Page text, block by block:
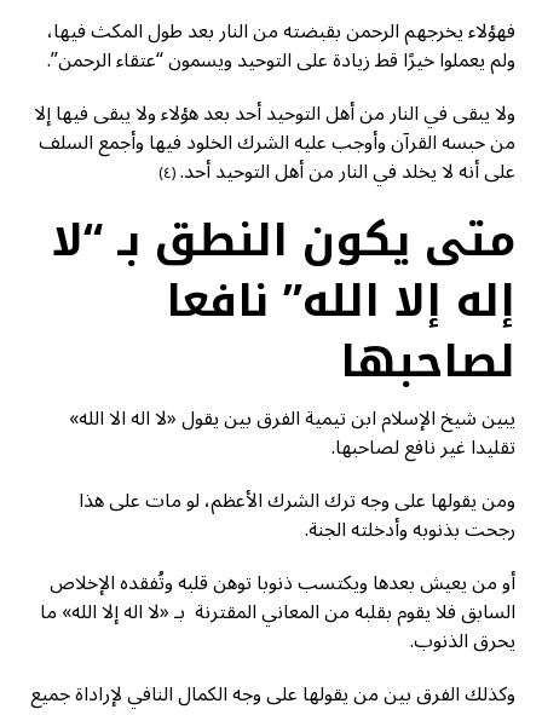
فهؤلاء يخرجهم الرحمن بقبضته من النار بعد طول المكث فيها،
ولم يعملوا خيرًا قط زيادة على التوحيد ويسمون “عتقاء الرحمن”.
ولا يبقى في النار من أهل التوحيد أحد بعد هؤلاء ولا يبقى فيها إلا
من حبسه القرآن وأوجب عليه الشرك الخلود فيها وأجمع السلف
على أنه لا يخلد في النار من أهل التوحيد أحد.(٤)
متى يكون النطق بـ “لا
إله إلا الله” نافعا
لصاحبها
يبين شيخ الإسلام ابن تيمية الفرق بين يقول «لا اله الا الله»
تقليدا غير نافع لصاحبها.
ومن يقولها على وجه ترك الشرك الأعظم، لو مات على هذا
رجحت بذنوبه وأدخلته الجنة.
أو من يعيش بعدها ويكتسب ذنوبا توهن قلبه وتُفقده الإخلاص
السابق فلا يقوم بقلبه من المعاني المقترنة بـ «لا اله إلا الله» ما
يحرق الذنوب.
وكذلك الفرق بين من يقولها على وجه الكمال النافي لإراداة جميع